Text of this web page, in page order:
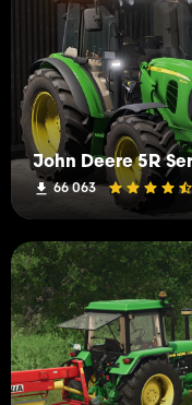
John Deere 5R
66 063